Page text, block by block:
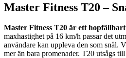
Master Fitness T20 –
Master Fitness T20 är ett
maxhastighet på 16 km/h passar det
användare kan uppleva den som snål.
mer än bara promenader. T20 utsågs